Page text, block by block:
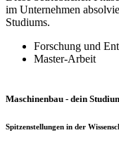
im Unternehmen
Studiums.
Forschung und
Master-Arbeit
Maschinenbau - dein
Spitzenstellungen in der